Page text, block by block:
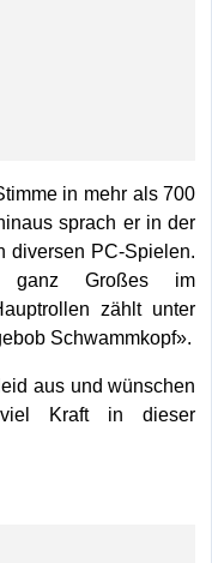
in mehr als 700
sprach er in der
diversen PC-Spielen.
ganz Großes im
zählt unter
Schwammkopf».
aus und wünschen
Kraft in dieser